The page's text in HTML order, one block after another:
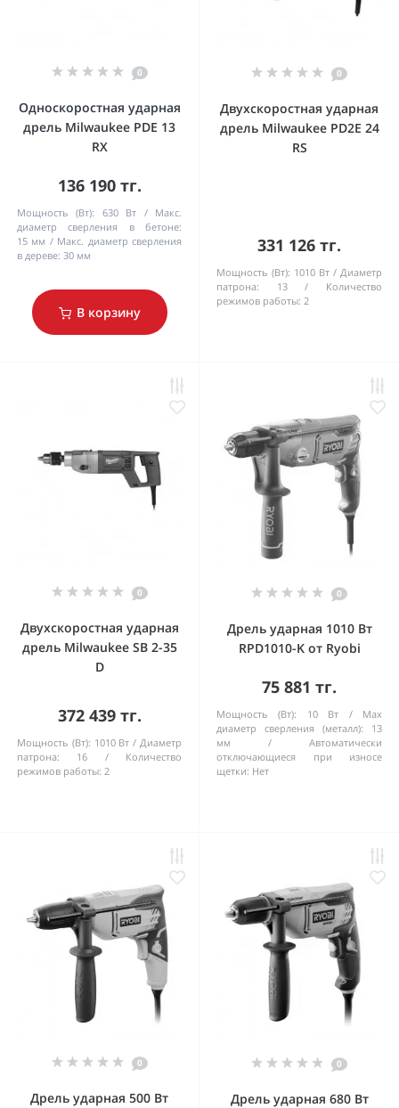
0
Односкоростная ударная
дрель Milwaukee PDE 13
RX
136 190 тг.
Мощность (Вт): 630 Вт
Макс.
диаметр сверления в бетоне:
15 мм
Макс. диаметр сверления
в дереве: 30 мм
В корзину
0
Двухскоростная ударная
дрель Milwaukee PD2E 24
RS
331 126 тг.
Мощность (Вт): 1010 Вт
Диаметр
патрона:
13
Количество
режимов работы: 2
0
Двухскоростная ударная
дрель Milwaukee SB 2-35
D
372 439 тг.
Мощность (Вт): 1010 Вт
Диаметр
патрона:
16
Количество
режимов работы: 2
0
Дрель ударная 1010 Вт
RPD1010-K от Ryobi
75 881 тг.
Мощность (Вт): 10 Вт
Max
диаметр сверления (металл):
13
мм
Автоматически
отключающиеся при износе
щетки: Нет
0
Дрель ударная 500 Вт
0
Дрель ударная 680 Вт